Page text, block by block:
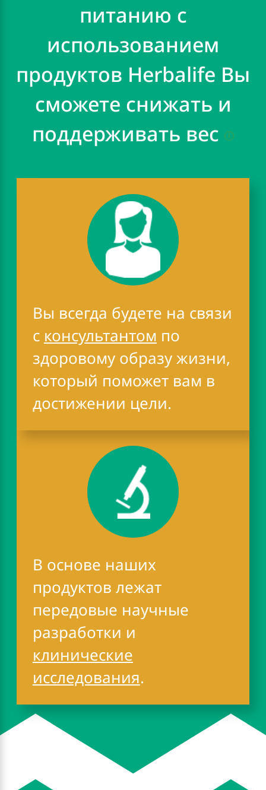
питанию с
использованием
продуктов Herbalife Вы
сможете снижать и
поддерживать вес
Вы всегда будете на связи
с консультантом по
здоровому образу жизни,
который поможет вам в
достижении цели.
В основе наших
продуктов лежат
передовые научные
разработки и
клинические
исследования.